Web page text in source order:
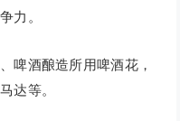
力。
啤酒酿造所用啤酒花，
达等。